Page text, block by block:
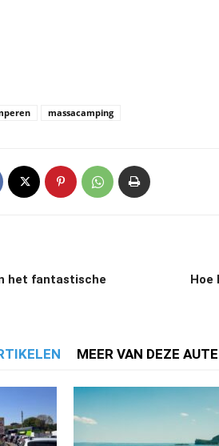
massacamping
het fantastische
Hoe
MEER VAN DEZE